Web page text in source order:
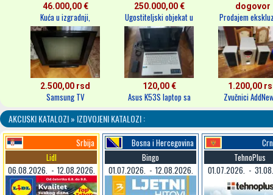
46.000,00 €
Kuća u izgradnji,
Smeder...
2.500,00 rsd
Samsung TV
250.000,00 €
Ugostiteljski objekat u
S...
120,00 €
Asus K53S laptop sa
novom...
dogovor
Prodajem
RS d...
1.200,00
Zvučnici
2900 2.1
AKCIJSKI KATALOZI » IZDVOJENI KATALOZI :
Srbija
Lidl
06.08.2026. - 12.08.2026.
Bosna i Hercegovina
Bingo
01.07.2026. - 12.08.2026.
TehnoPlus
01.07.2026. -